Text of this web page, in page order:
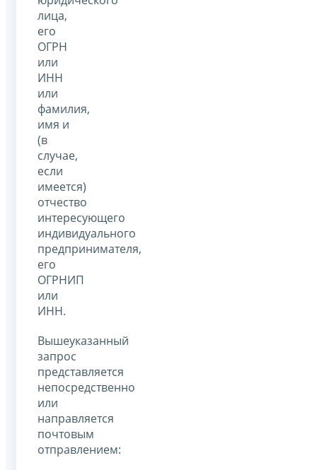
лица,
его
ОГРН
или
ИНН
или
фамилия,
имя и
(в
случае,
если
имеется)
отчество
интересующего
индивидуального
предпринимателя,
его
ОГРНИП
или
ИНН.
Вышеуказанный
запрос
представляется
непосредственно
или
направляется
почтовым
отправлением: